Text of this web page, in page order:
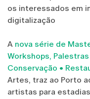
os interessados em
digitalização
A nova série de
Workshops,
Conservação •
Artes, traz ao Porto
artistas para